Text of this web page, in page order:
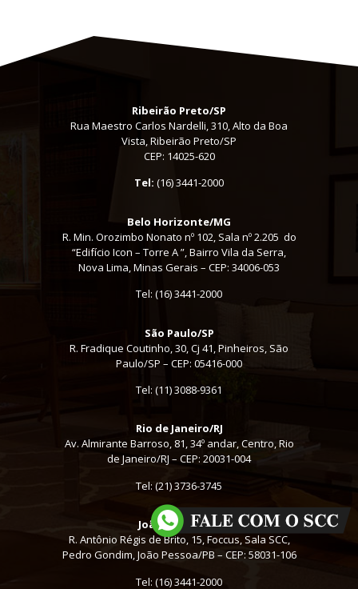
Ribeirão Preto/SP
Rua Maestro Carlos Nardelli, 310, Alto da Boa
Vista, Ribeirão Preto/SP
CEP: 14025-620
Tel: (16) 3441-2000
Belo Horizonte/MG
R. Min. Orozimbo Nonato nº 102, Sala nº 2.205 do
“Edifício Icon – Torre A ”, Bairro Vila da Serra,
Nova Lima, Minas Gerais – CEP: 34006-053
Tel: (16) 3441-2000
São Paulo/SP
R. Fradique Coutinho, 30, Cj 41, Pinheiros, São
Paulo/SP – CEP: 05416-000
Tel: (11) 3088-9361
Rio de Janeiro/RJ
Av. Almirante Barroso, 81, 34º andar, Centro, Rio
de Janeiro/RJ – CEP: 20031-004
Tel: (21) 3736-3745
João Pessoa/PB
R. Antônio Régis de Brito, 15, Foccus, Sala SCC,
Pedro Gondim, João Pessoa/PB – CEP: 58031-106
Tel: (16) 3441-2000